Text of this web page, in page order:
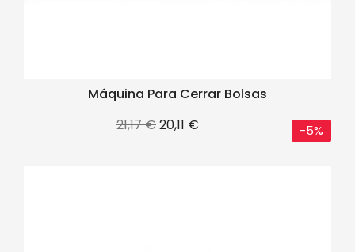
Máquina Para Cerrar Bolsas
Precio
21,17 €Precio
20,11 € -5%